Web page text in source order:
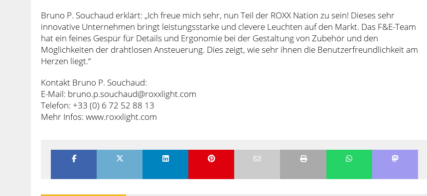
Bruno P. Souchaud erklärt: „Ich freue mich sehr, nun Teil der ROXX Nation zu sein! Dieses sehr
innovative Unternehmen bringt leistungsstarke und clevere Leuchten auf den Markt. Das F&E-Team
hat ein feines Gespür für Details und Ergonomie bei der Gestaltung von Zubehör und den
Möglichkeiten der drahtlosen Ansteuerung. Dies zeigt, wie sehr ihnen die Benutzerfreundlichkeit am
Herzen liegt.“
Kontakt Bruno P. Souchaud:
E-Mail: bruno.p.souchaud@roxxlight.com
Telefon: +33 (0) 6 72 52 88 13
Mehr Infos: www.roxxlight.com